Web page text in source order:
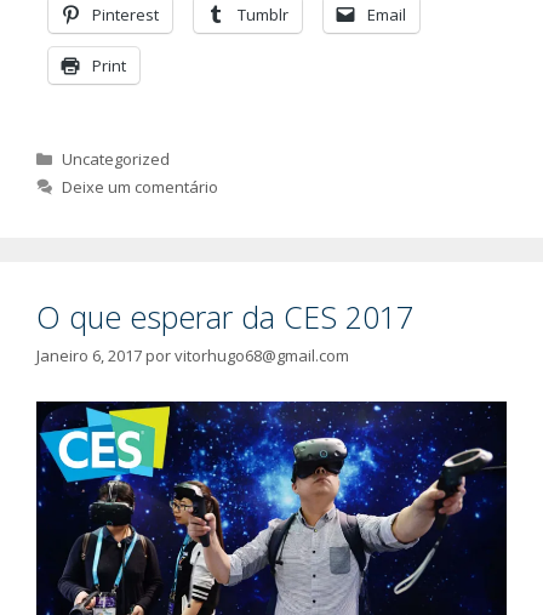
Pinterest Tumblr Email
Print
Categorias
Uncategorized
Deixe um comentário
O que esperar da CES 2017
Janeiro 6, 2017porvitorhugo68@gmail.com